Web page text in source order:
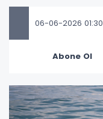
06-06-2026 01:30
Abone Ol